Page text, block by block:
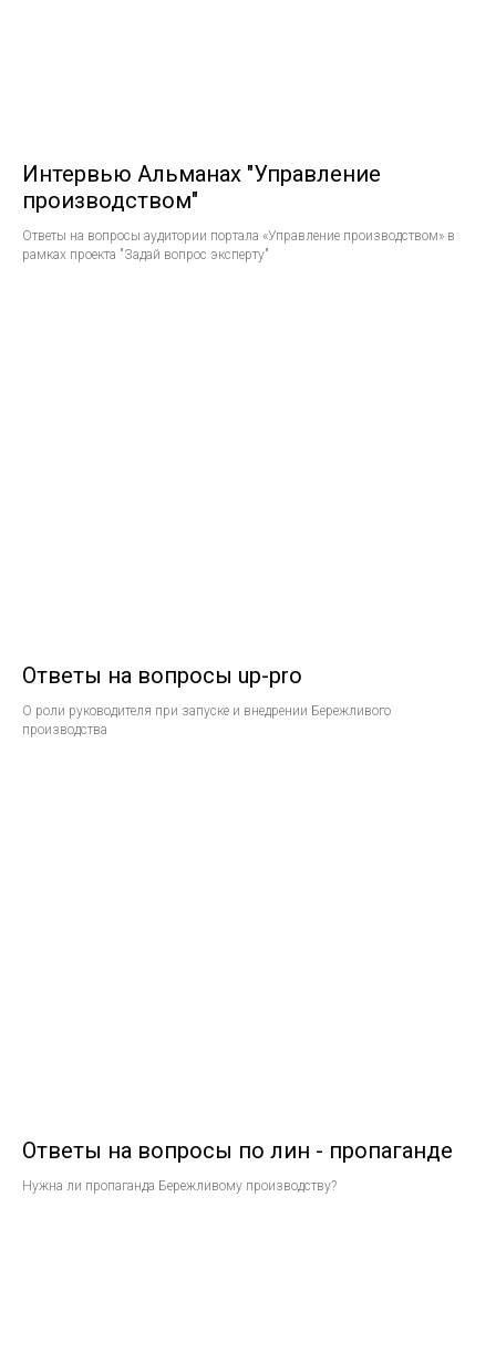
Интервью Альманах "Управление
производством"
Ответы на вопросы аудитории портала «Управление производством» в
рамках проекта "Задай вопрос эксперту"
Ответы на вопросы up-pro
О роли руководителя при запуске и внедрении Бережливого
производства
Ответы на вопросы по лин - пропаганде
Нужна ли пропаганда Бережливому производству?